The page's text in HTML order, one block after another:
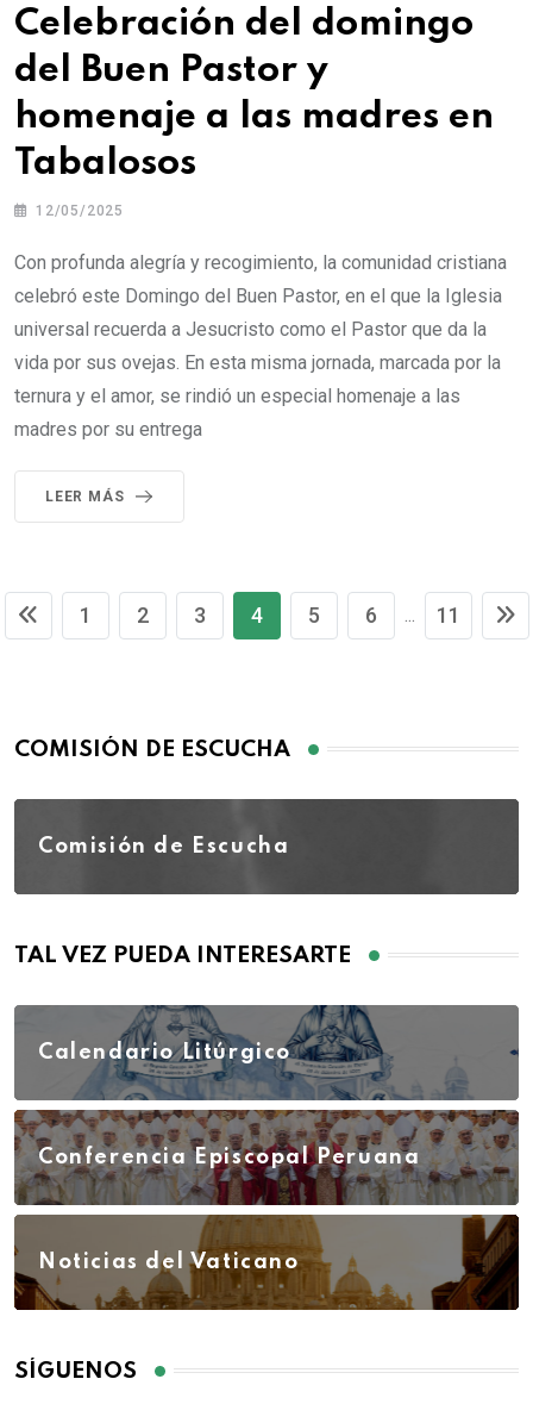
Celebración del domingo
del Buen Pastor y
homenaje a las madres en
Tabalosos
12/05/2025
Con profunda alegría y recogimiento, la comunidad cristiana
celebró este Domingo del Buen Pastor, en el que la Iglesia
universal recuerda a Jesucristo como el Pastor que da la
vida por sus ovejas. En esta misma jornada, marcada por la
ternura y el amor, se rindió un especial homenaje a las
madres por su entrega
LEER MÁS
1 2 3 4 5 6 11
COMISIÓN DE ESCUCHA
Comisión de Escucha
TAL VEZ PUEDA INTERESARTE
Calendario Litúrgico
Conferencia Episcopal Peruana
Noticias del Vaticano
SÍGUENOS